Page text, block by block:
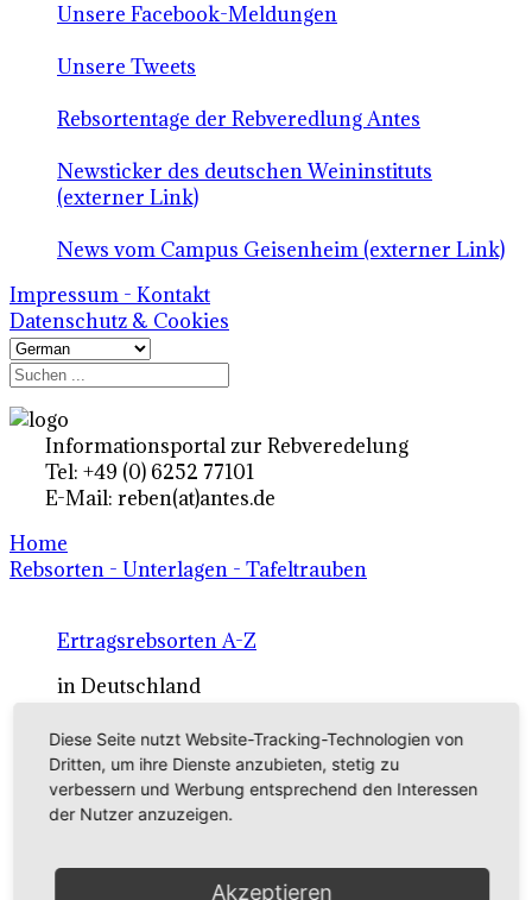
Unsere Facebook-Meldungen
Unsere Tweets
Rebsortentage der Rebveredlung Antes
Newsticker des deutschen Weininstituts
(externer Link)
News vom Campus Geisenheim (externer Link)
Impressum - Kontakt
Datenschutz & Cookies
Informationsportal zur Rebveredelung
Tel: +49 (0) 6252 77101
E-Mail: reben(at)antes.de
Home
Rebsorten - Unterlagen - Tafeltrauben
Ertragsrebsorten A-Z
in Deutschland
Rebsorten international
externe Links
Tafeltraubensorten
Diese Seite nutzt Website-Tracking-Technologien von
Dritten, um ihre Dienste anzubieten, stetig zu
verbessern und Werbung entsprechend den Interessen
der Nutzer anzuzeigen.
Akzeptieren